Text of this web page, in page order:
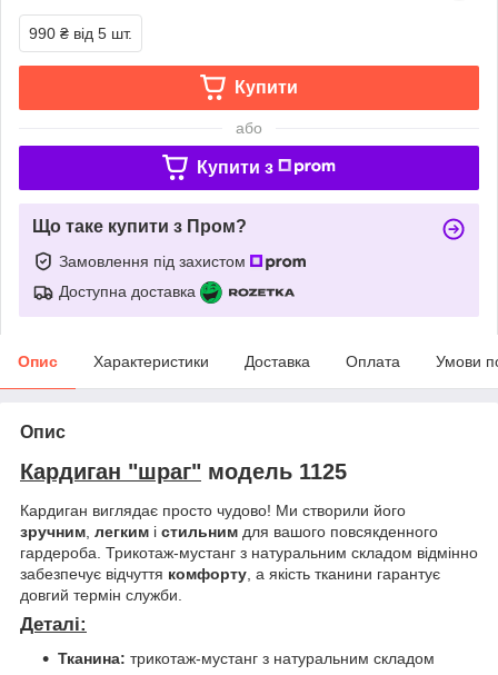
990 ₴ від 5 шт.
Купити
або
Купити з
Що таке купити з Пром?
Замовлення під захистом
Доступна доставка
Опис Характеристики Доставка Оплата Умови
Опис
Кардиган "шраг" модель 1125
Кардиган виглядає просто чудово! Ми створили його
зручним, легким і стильним для вашого повсякденного
гардероба. Трикотаж-мустанг з натуральним складом відмінно
забезпечує відчуття комфорту, а якість тканини гарантує
довгий термін служби.
Деталі:
Тканина: трикотаж-мустанг з натуральним складом